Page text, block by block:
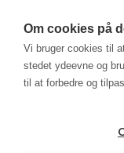
Om cookies på
Vi bruger cookies til
stedet ydeevne og
til at forbedre og